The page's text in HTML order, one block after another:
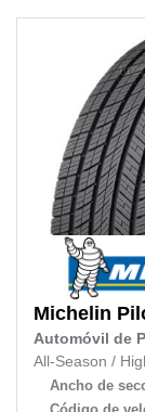
Michelin
Automóvil de
All-Season /
Ancho de